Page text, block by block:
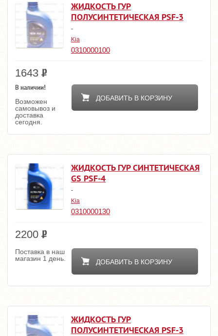
ЖИДКОСТЬ ГУР
ПОЛУСИНТЕТИЧЕСКАЯ PSF-3
-
Kia
0310000100
1643
ДОБАВИТЬ В КОРЗИНУ
В наличии!
Возможен
самовывоз и
доставка
сегодня.
ЖИДКОСТЬ ГУР СИНТЕТИЧЕСКАЯ
GS PSF-4
-
Kia
0310000130
2200
ДОБАВИТЬ В КОРЗИНУ
Поставка в наш
магазин 1 день.
ЖИДКОСТЬ ГУР
ПОЛУСИНТЕТИЧЕСКАЯ PSF-3